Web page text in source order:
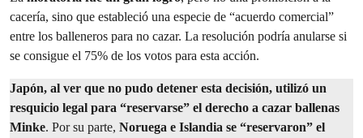
cacería, sino que estableció una especie de “acuerdo comercial”
entre los balleneros para no cazar. La resolución podría anularse si
se consigue el 75% de los votos para esta acción.
Japón, al ver que no pudo detener esta decisión, utilizó un
resquicio legal para “reservarse” el derecho a cazar ballenas
Minke. Por su parte, Noruega e Islandia se “reservaron” el